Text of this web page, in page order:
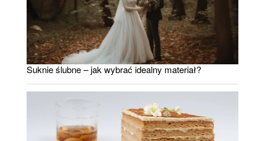
Suknie ślubne – jak wybrać idealny materiał?